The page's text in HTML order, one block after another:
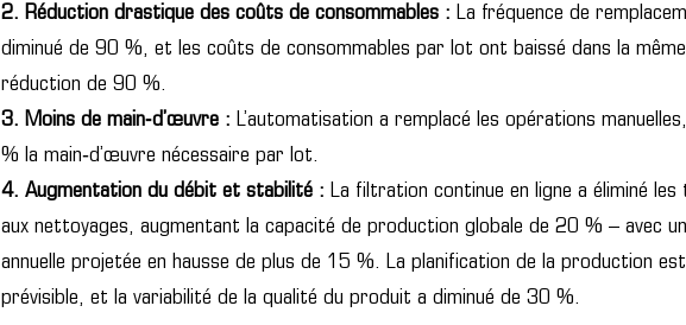
2. Réduction drastique des coûts de consommables : La fréquence de
diminué de 90 %, et les coûts de consommables par lot ont baissé dans la
réduction de 90 %.
3. Moins de main‑d’œuvre : L’automatisation a remplacé les opérations
% la main‑d’œuvre nécessaire par lot.
4. Augmentation du débit et stabilité : La filtration continue en ligne a éliminé les
aux nettoyages, augmentant la capacité de production globale de 20 % – avec
annuelle projetée en hausse de plus de 15 %. La planification de la production
prévisible, et la variabilité de la qualité du produit a diminué de 30 %.